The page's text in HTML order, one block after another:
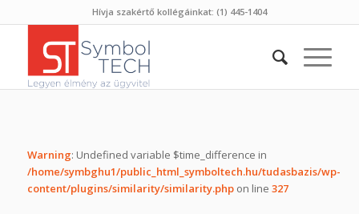
Hívja szakértő kollégáinkat: (1) 445-1404
Warning: Undefined variable $time_difference in
/home/symbghu1/public_html_symboltech.hu/tudasbazis/wp-
content/plugins/similarity/similarity.phpon line 327